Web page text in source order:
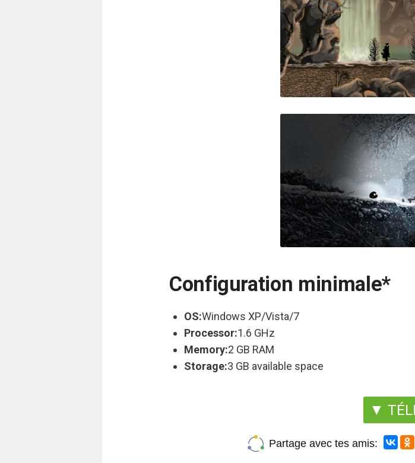
Configuration minimale*
OS:Windows XP/Vista/7
Processor:1.6 GHz
Memory:2 GB RAM
Storage:3 GB available space
▼
Partage avec tes amis: